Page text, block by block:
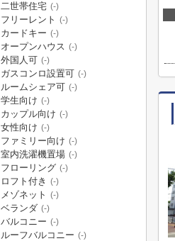
二世帯住宅 (-)
フリーレント (-)
カードキー (-)
オープンハウス (-)
外国人可 (-)
ガスコンロ設置可 (-)
ルームシェア可 (-)
学生向け (-)
カップル向け (-)
女性向け (-)
ファミリー向け (-)
室内洗濯機置場 (-)
フローリング (-)
ロフト付き (-)
メゾネット (-)
ベランダ (-)
バルコニー (-)
ルーフバルコニー (-)